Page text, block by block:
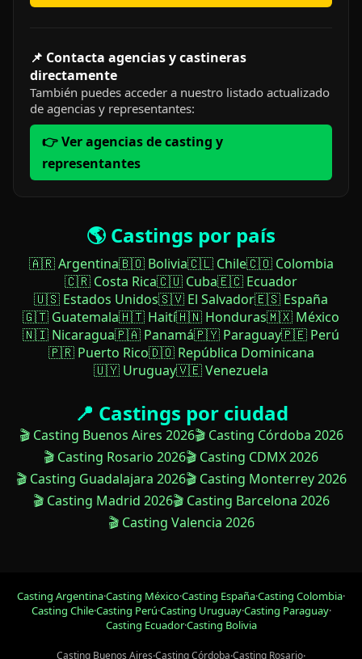
📌 Contacta agencias y castineras
directamente
También puedes acceder a nuestro listado actualizado
de agencias y representantes:
👉 Ver agencias de casting y
representantes
🌎 Castings por país
🇦🇷 Argentina🇧🇴 Bolivia🇨🇱 Chile🇨🇴 Colombia
🇨🇷 Costa Rica🇨🇺 Cuba🇪🇨 Ecuador
🇺🇸 Estados Unidos🇸🇻 El Salvador🇪🇸 España
🇬🇹 Guatemala🇭🇹 Haití🇭🇳 Honduras🇲🇽 México
🇳🇮 Nicaragua🇵🇦 Panamá🇵🇾 Paraguay🇵🇪 Perú
🇵🇷 Puerto Rico🇩🇴 República Dominicana
🇺🇾 Uruguay🇻🇪 Venezuela
📍 Castings por ciudad
🎬 Casting Buenos Aires 2026🎬 Casting Córdoba 2026
🎬 Casting Rosario 2026🎬 Casting CDMX 2026
🎬 Casting Guadalajara 2026🎬 Casting Monterrey 2026
🎬 Casting Madrid 2026🎬 Casting Barcelona 2026
🎬 Casting Valencia 2026
Casting Argentina·Casting México·Casting España·Casting Colombia·
Casting Chile·Casting Perú·Casting Uruguay·Casting Paraguay·
Casting Ecuador·Casting Bolivia
Casting Buenos Aires·Casting Córdoba·Casting Rosario·